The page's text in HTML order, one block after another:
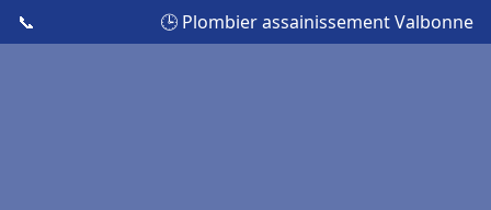
📞 🕒 Plombier assainissement Valbonne